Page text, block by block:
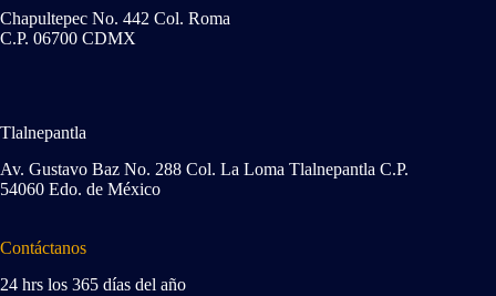
Chapultepec No. 442 Col. Roma
C.P. 06700 CDMX
Tlalnepantla
Av. Gustavo Baz No. 288 Col. La Loma Tlalnepantla C.P.
54060 Edo. de México
Contáctanos
24 hrs los 365 días del año